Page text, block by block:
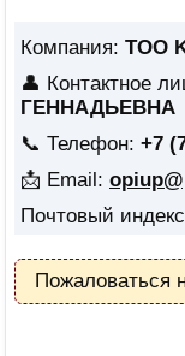
Компания: ТОО
👤 Контактное
ГЕННАДЬЕВНА
📞 Телефон: +7
📩 Email:
Почтовый
Пожаловаться